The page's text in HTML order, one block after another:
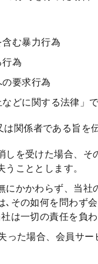
む暴力行為
為
要求行為
どに関する法律」
関係者である旨を
を受けた場合、
こととします。
かかわらず、当
その如何を問わず
は一切の責任を負
た場合、会員サ